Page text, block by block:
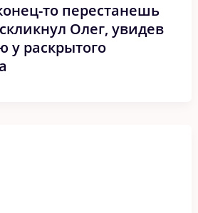
то перестанешь
Олег, увидев
у раскрытого